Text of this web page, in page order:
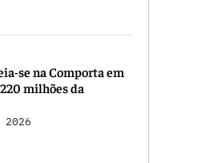
se na Comporta em
milhões da
2026